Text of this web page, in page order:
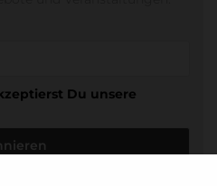
Du unsere